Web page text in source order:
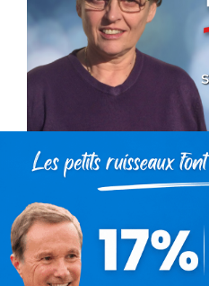
Fêtons
française !
Actualités ParIsabelle
La journée mondiale de